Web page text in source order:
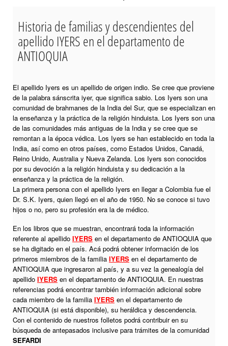
Historia de familias y descendientes del
apellido IYERS en el departamento de
ANTIOQUIA
El apellido Iyers es un apellido de origen indio. Se cree que proviene
de la palabra sánscrita iyer, que significa sabio. Los Iyers son una
comunidad de brahmanes de la India del Sur, que se especializan en
la enseñanza y la práctica de la religión hinduista. Los Iyers son una
de las comunidades más antiguas de la India y se cree que se
remontan a la época védica. Los Iyers se han establecido en toda la
India, así como en otros países, como Estados Unidos, Canadá,
Reino Unido, Australia y Nueva Zelanda. Los Iyers son conocidos
por su devoción a la religión hinduista y su dedicación a la
enseñanza y la práctica de la religión.
La primera persona con el apellido Iyers en llegar a Colombia fue el
Dr. S.K. Iyers, quien llegó en el año de 1950. No se conoce si tuvo
hijos o no, pero su profesión era la de médico.
En los libros que se muestran, encontrará toda la información
referente al apellido IYERS en el departamento de ANTIOQUIA que
se ha digitado en el país. Acá podrá obtener información de los
primeros miembros de la familia IYERS en el departamento de
ANTIOQUIA que ingresaron al país, y a su vez la genealogía del
apellido IYERS en el departamento de ANTIOQUIA. En nuestras
referencias podrá encontrar también información adicional sobre
cada miembro de la familia IYERS en el departamento de
ANTIOQUIA (si está disponible), su heráldica y descendencia.
Con el contenido de nuestros folletos podrá contribuir en su
búsqueda de antepasados inclusive para trámites de la comunidad
SEFARDI